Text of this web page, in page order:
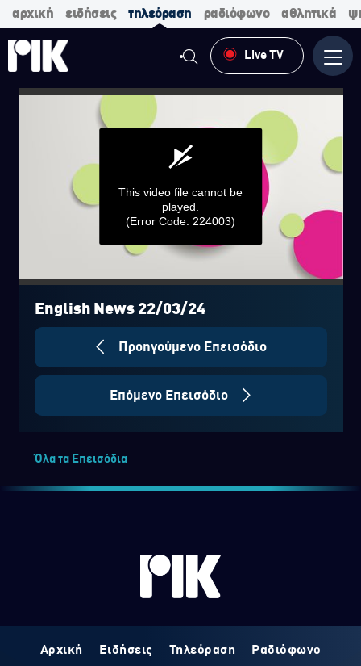
αρχική ειδήσεις τηλεόραση ραδιόφωνο αθλητικά
Live TV
0
seconds
seconds
This video file cannot be
played.
(Error Code: 224003)
English News 22/03/24
Προηγούμενο Επεισόδιο
Επόμενο Επεισόδιο
Όλα τα Επεισόδια
Αρχική Ειδήσεις Τηλεόραση Ραδιόφωνο